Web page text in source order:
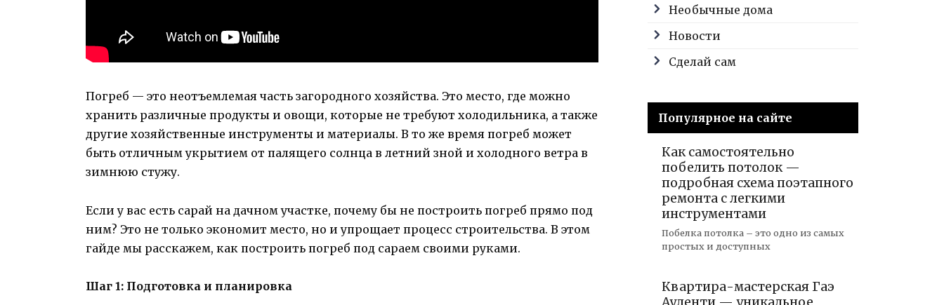
Погреб — это неотъемлемая часть загородного хозяйства. Это место, где можно
хранить различные продукты и овощи, которые не требуют холодильника, а также
другие хозяйственные инструменты и материалы. В то же время погреб может
быть отличным укрытием от палящего солнца в летний зной и холодного ветра в
зимнюю стужу.
Если у вас есть сарай на дачном участке, почему бы не построить погреб прямо под
ним? Это не только экономит место, но и упрощает процесс строительства. В этом
гайде мы расскажем, как построить погреб под сараем своими руками.
Шаг 1: Подготовка и планировка
Необычные дома
Новости
Сделай сам
Популярное на сайте
Как самостоятельно
побелить потолок —
подробная схема поэтапного
ремонта с легкими
инструментами
Побелка потолка – это одно из самых
простых и доступных
Квартира-мастерская Гаэ
Ауленти — уникальное